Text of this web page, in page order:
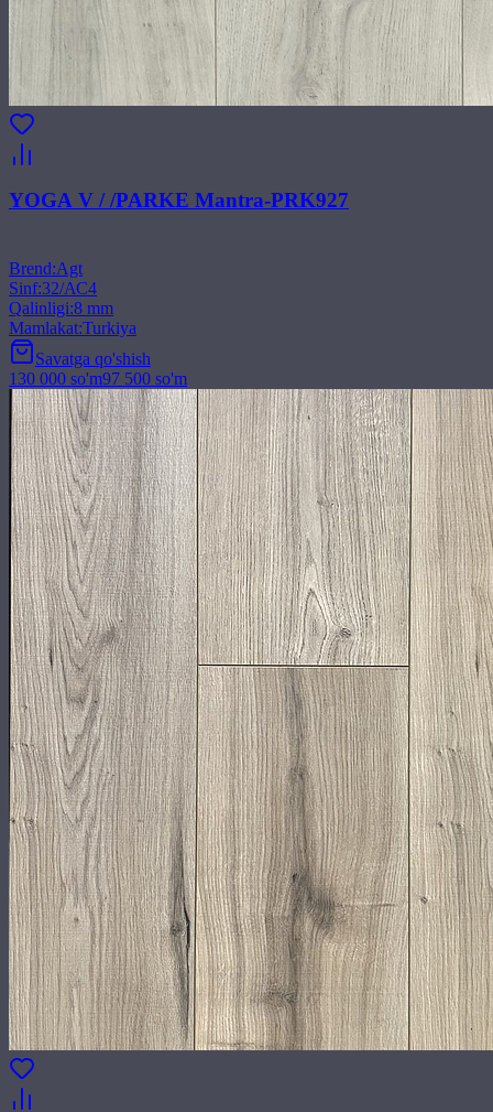
YOGA V / /PARKE Mantra-PRK927
Brend:Agt
Sinf:32/АС4
Qalinligi:8 mm
Mamlakat:Turkiya
Savatga qo'shish
130 000 so'm97 500 so'm